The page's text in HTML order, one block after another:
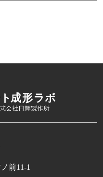
前11-1